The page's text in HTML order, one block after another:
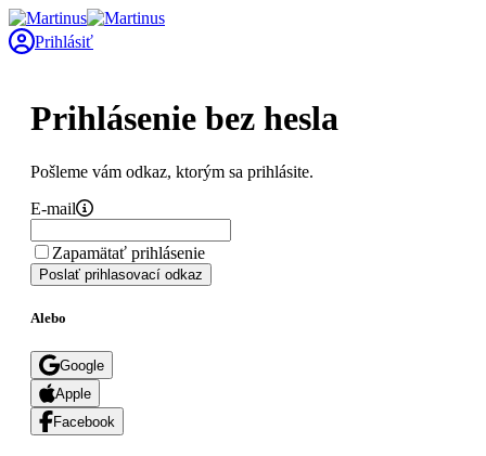
Prihlásiť
Prihlásenie bez hesla
Pošleme vám odkaz, ktorým sa prihlásite.
E-mail
Zapamätať prihlásenie
Poslať prihlasovací odkaz
Alebo
Google
Apple
Facebook